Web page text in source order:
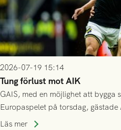
2026-07-19 15:14
Tung förlust mot AIK
GAIS, med en möjlighet att
Europaspelet på torsdag,
Stockholm . Men trots konstant
Läs mer